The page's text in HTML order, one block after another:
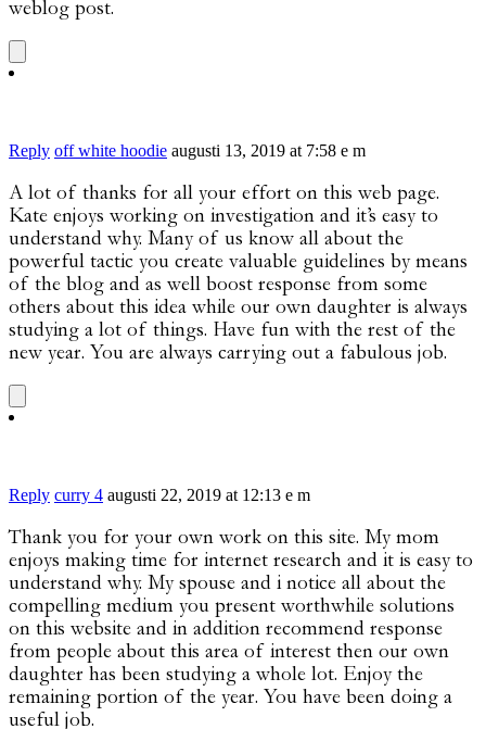
weblog post.
Reply off white hoodie augusti 13, 2019 at 7:58 e m
A lot of thanks for all your effort on this web page.
Kate enjoys working on investigation and it’s easy to
understand why. Many of us know all about the
powerful tactic you create valuable guidelines by means
of the blog and as well boost response from some
others about this idea while our own daughter is always
studying a lot of things. Have fun with the rest of the
new year. You are always carrying out a fabulous job.
Reply curry 4 augusti 22, 2019 at 12:13 e m
Thank you for your own work on this site. My mom
enjoys making time for internet research and it is easy to
understand why. My spouse and i notice all about the
compelling medium you present worthwhile solutions
on this website and in addition recommend response
from people about this area of interest then our own
daughter has been studying a whole lot. Enjoy the
remaining portion of the year. You have been doing a
useful job.